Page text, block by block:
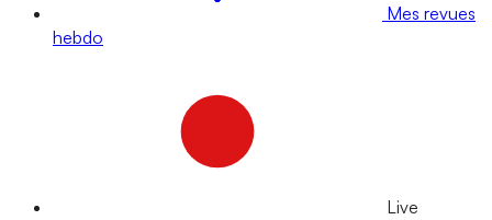
Mes revues
hebdo
Live